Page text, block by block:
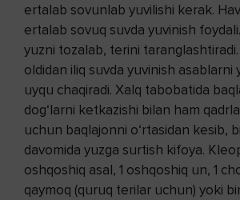
ertalab sovunlab yuvilishi kerak.
ertalab sovuq suvda yuvinish
yuzni tozalab, terini
oldidan iliq suvda yuvinish asablarni
uyqu chaqiradi. Xalq tabobatida
dog‘larni ketkazishi bilan ham
uchun baqlajonni o‘rtasidan kesib,
davomida yuzga surtish kifoya.
oshqoshiq asal, 1 oshqoshiq un, 1
qaymoq (quruq terilar uchun) yoki